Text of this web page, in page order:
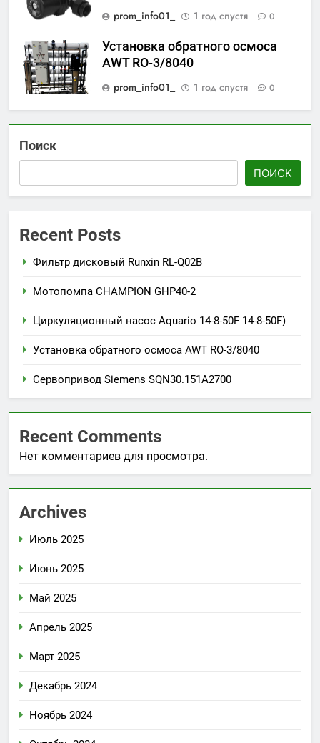
prom_info01_
1 год спустя 0
Установка обратного осмоса
AWT RO-3/8040
prom_info01_
1 год спустя 0
Поиск
ПОИСК
Recent Posts
Фильтр дисковый Runxin RL-Q02B
Мотопомпа CHAMPION GHP40-2
Циркуляционный насос Aquario 14-8-50F 14-8-50F)
Установка обратного осмоса AWT RO-3/8040
Сервопривод Siemens SQN30.151A2700
Recent Comments
Нет комментариев для просмотра.
Archives
Июль 2025
Июнь 2025
Май 2025
Апрель 2025
Март 2025
Декабрь 2024
Ноябрь 2024